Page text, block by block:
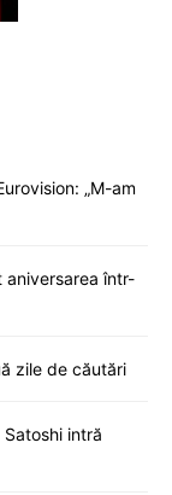
„M-am
aniversarea într-
zile de căutări
Satoshi intră